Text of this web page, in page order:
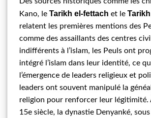
Kano, le Tarikh el-fettach et le
relatent les premières mentions des
comme des assaillants des centres
indifférents à l’islam, les Peuls ont
intégré l’islam dans leur identité, ce
l’émergence de leaders religieux et
leaders ont souvent manipulé la
religion pour renforcer leur légitimité.
15e siècle, la dynastie Denyanké,